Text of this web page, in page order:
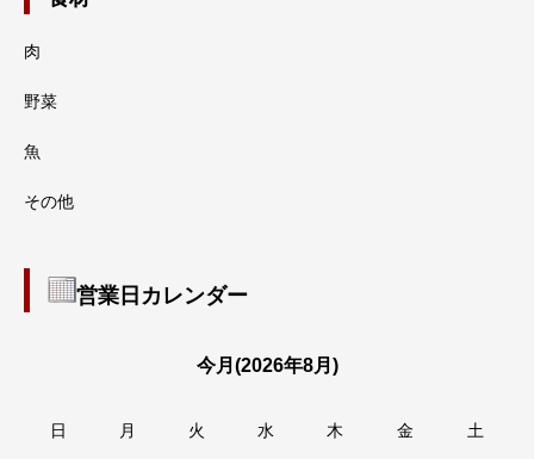
肉
野菜
魚
その他
営業日カレンダー
今月(2026年8月)
日 月 火 水 木 金 土